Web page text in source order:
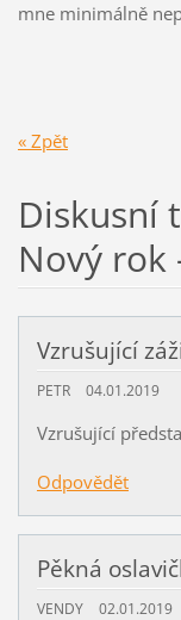
mne minimálně
« Zpět
Diskusní
Nový rok
Vzrušující
PETR 04.01.2019
Vzrušující
Odpovědět
Pěkná
VENDY 02.01.2019